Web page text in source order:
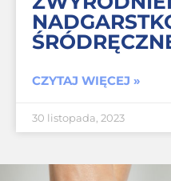
CZYTAJ WIĘCEJ »
30 listopada, 2023